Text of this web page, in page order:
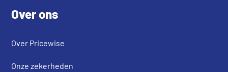
Over ons
Over Pricewise
Onze zekerheden